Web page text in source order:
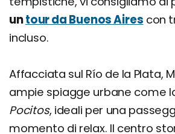
untour da Buenos Aires con
incluso.
Affacciata sul Río de la Plata,
ampie spiagge urbane come
Pocitos, ideali per una
momento di relax. Il centro